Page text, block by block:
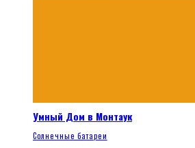
Умный Дом в Монтаук
Солнечные батареи